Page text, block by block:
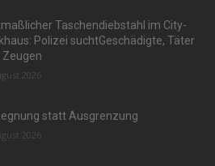
Taschendiebstahl im City-
Polizei suchtGeschädigte, Täter
Zeugen
2026
statt Ausgrenzung
2026